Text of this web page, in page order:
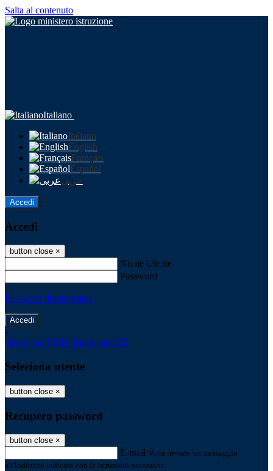
Salta al contenuto
Italiano
Italiano
English
Français
Español
عربى
Accedi
Accedi
button close ×
Nome Utente
Password
Password dimenticata?
-
Entra con SPID Entra con CIE
Seleziona utente
button close ×
Recupero password
button close ×
E-mail Verrà inviato un messaggio
all'indirizzo indicato con le istruzioni necessarie.